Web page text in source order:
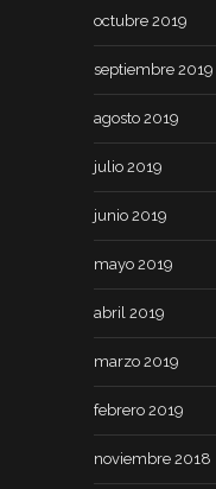
octubre 2019
septiembre 2019
agosto 2019
julio 2019
junio 2019
mayo 2019
abril 2019
marzo 2019
febrero 2019
noviembre 2018